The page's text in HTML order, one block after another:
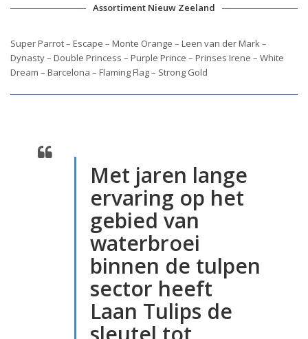
Assortiment Nieuw Zeeland
Super Parrot – Escape – Monte Orange – Leen van der Mark –
Dynasty – Double Princess – Purple Prince – Prinses Irene – White
Dream – Barcelona – Flaming Flag – Strong Gold
Met jaren lange
ervaring op het
gebied van
waterbroei
binnen de tulpen
sector heeft
Laan Tulips de